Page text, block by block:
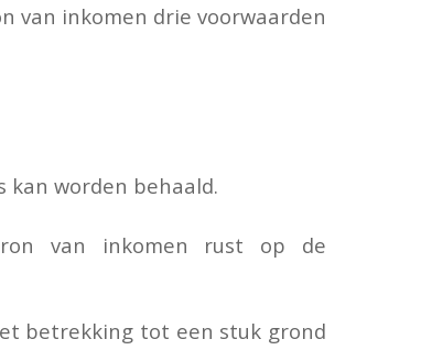
van inkomen drie voorwaarden
kan worden behaald.
van inkomen rust op de
betrekking tot een stuk grond